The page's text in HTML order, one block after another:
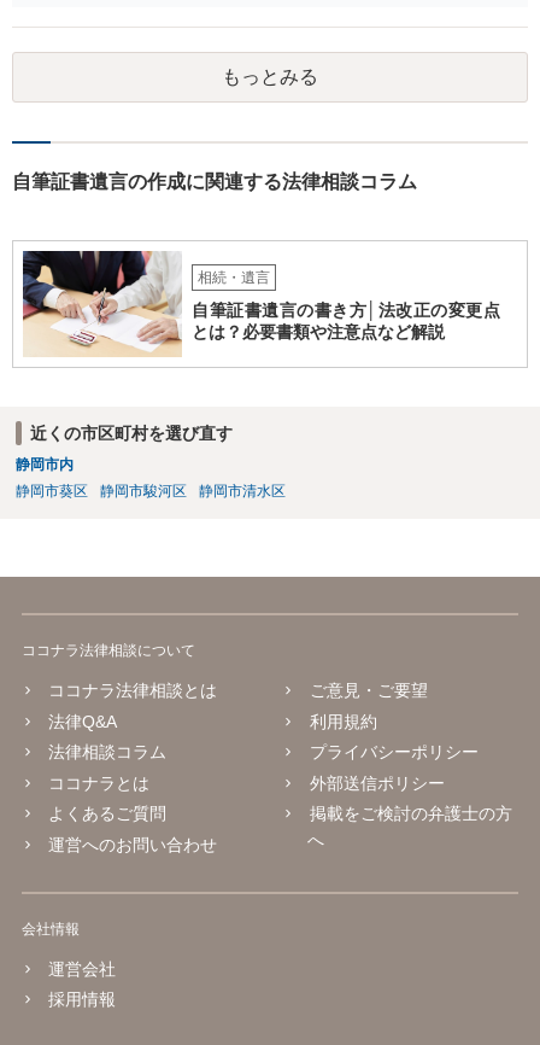
ます。 入籍した場合でも、原則契約者が単独で全ての債務を負うこと
には変わりがありません。 なかなか対応に難しい案件であり、公開の
場でアドバイスを行うのも限界があるように思われますので、資料等
を持参のうえ個別に弁護士に相談されることをお勧めします。
もっとみる
自筆証書遺言の作成に関連する法律相談コラム
相続・遺言
自筆証書遺言の書き方│法改正の変更点
とは？必要書類や注意点など解説
近くの市区町村を選び直す
静岡市内
静岡市葵区
静岡市駿河区 静岡市清水区
ココナラ法律相談について
ココナラ法律相談とは
法律Q&A
法律相談コラム
ココナラとは
よくあるご質問
運営へのお問い合わせ
ご意見・ご要望
利用規約
プライバシーポリシー
外部送信ポリシー
掲載をご検討の弁護士の方
へ
会社情報
運営会社
採用情報